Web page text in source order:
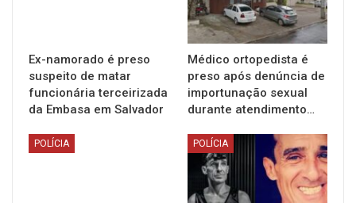
Ex-namorado é preso
suspeito de matar
funcionária terceirizada
da Embasa em Salvador
Médico ortopedista é
preso após denúncia de
importunação sexual
durante atendimento…
POLÍCIA POLÍCIA